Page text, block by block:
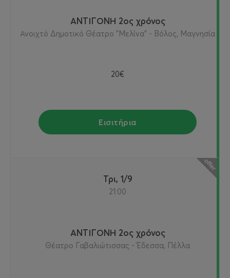
ΑΝΤΙΓΟΝΗ 2ος χρόνος
Ανοιχτό Δημοτικό Θέατρο "Μελίνα" - Βόλος, Μαγνησία
20€
Εισιτήρια
Τρι, 1/9
21:00
ΑΝΤΙΓΟΝΗ 2ος χρόνος
Θέατρο Γαβαλιώτισσας - Έδεσσα, Πέλλα